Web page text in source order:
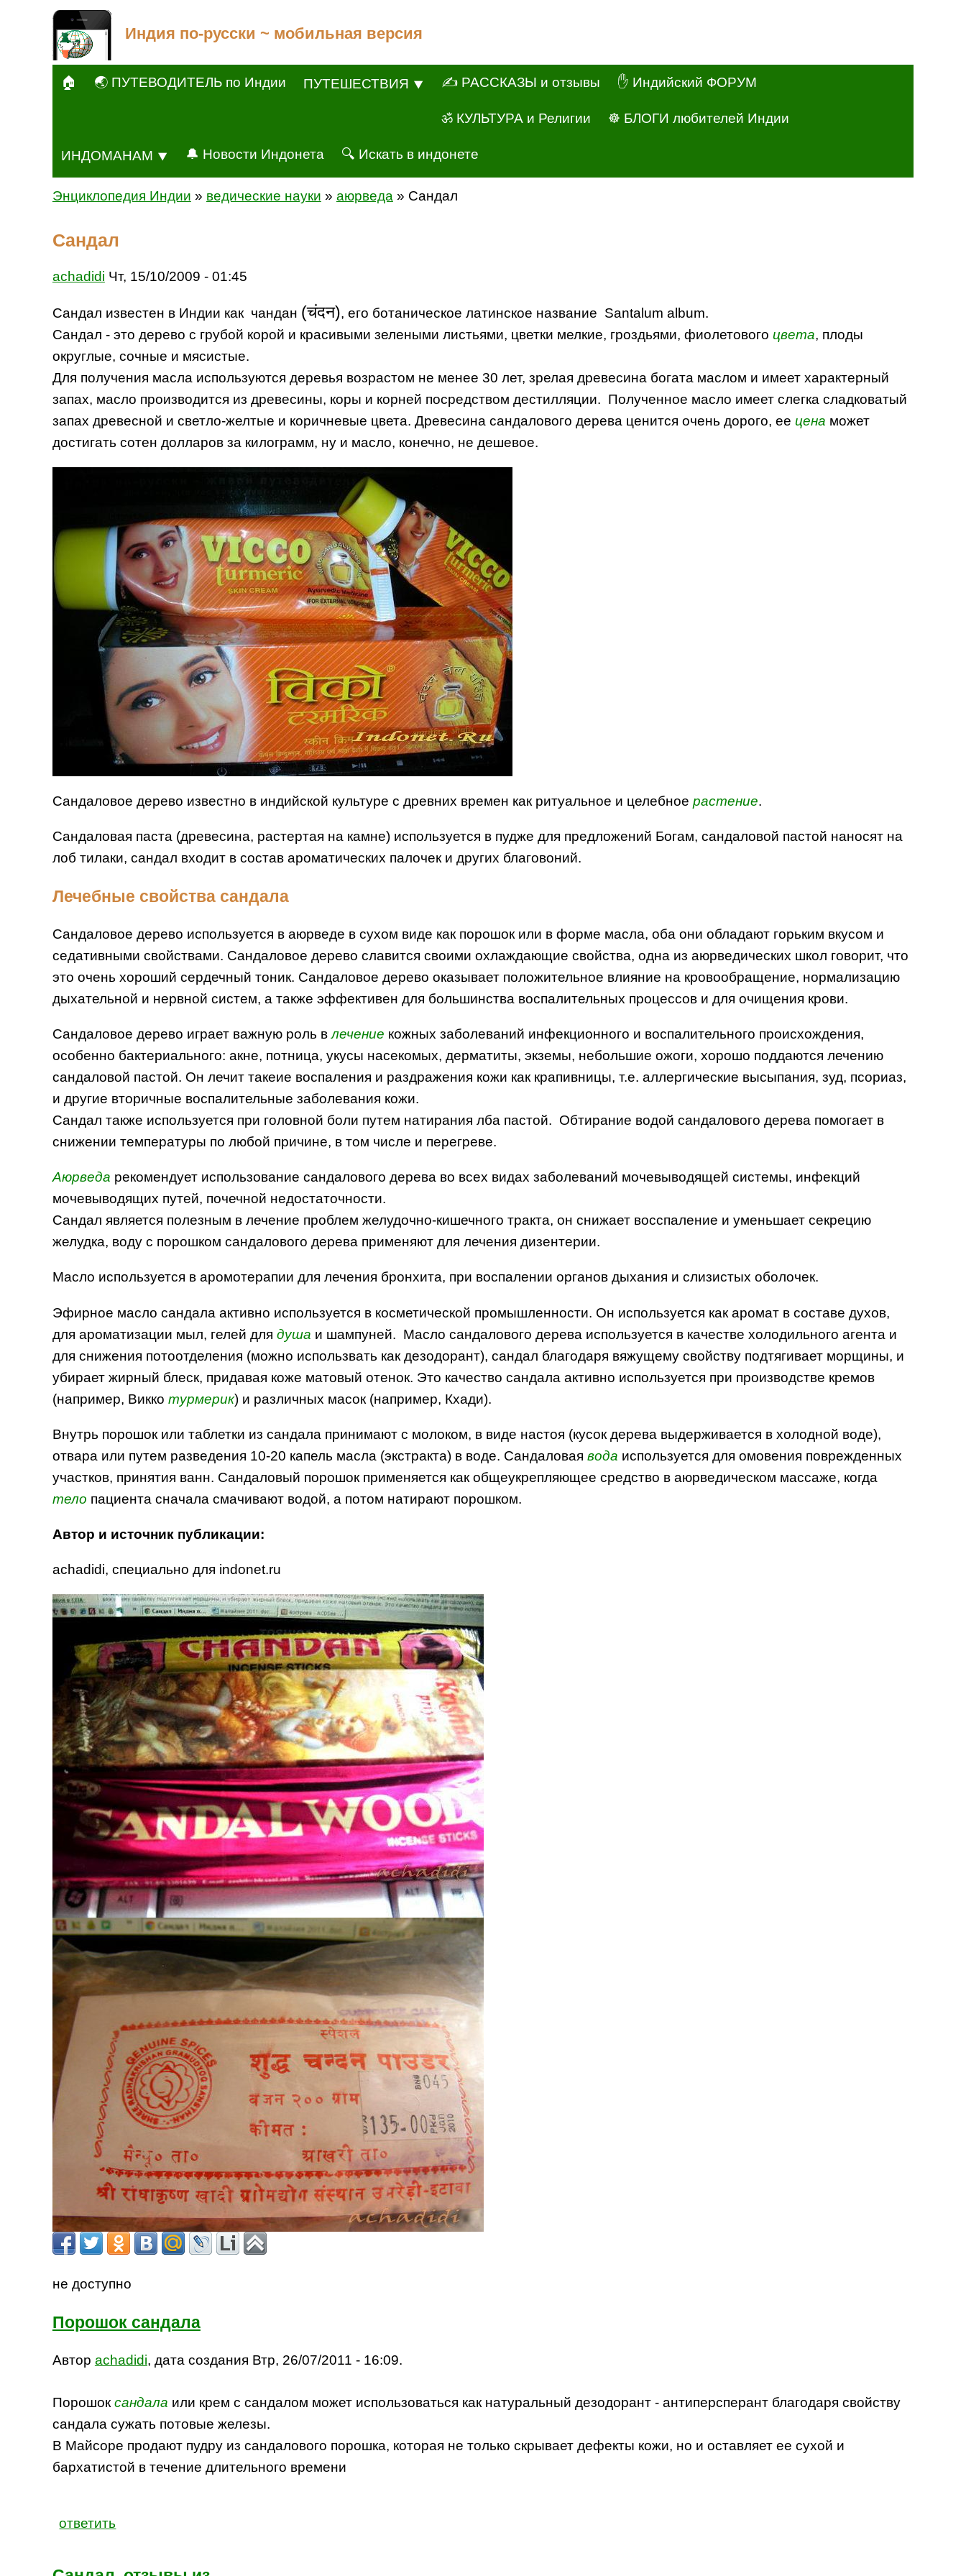
Индия по-русски ~ мобильная версия
🏠 🌏 ПУТЕВОДИТЕЛЬ по Индии ПУТЕШЕСТВИЯ ⯆ ✍ РАССКАЗЫ и отзывы ✋ Индийский ФОРУМ
ॐ КУЛЬТУРА и Религии ☸ БЛОГИ любителей Индии
ИНДОМАНАМ ⯆ 🔔 Новости Индонета 🔍 Искать в индонете
Энциклопедия Индии » ведические науки » аюрведа » Сандал
Сандал
achadidi Чт, 15/10/2009 - 01:45
Сандал известен в Индии как чандан (चंदन), его ботаническое латинское название Santalum album.
Сандал - это дерево с грубой корой и красивыми зелеными листьями, цветки мелкие, гроздьями, фиолетового цвета, плоды
округлые, сочные и мясистые.
Для получения масла используются деревья возрастом не менее 30 лет, зрелая древесина богата маслом и имеет характерный
запах, масло производится из древесины, коры и корней посредством дестилляции. Полученное масло имеет слегка сладковатый
запах древесной и светло-желтые и коричневые цвета. Древесина сандалового дерева ценится очень дорого, ее цена может
достигать сотен долларов за килограмм, ну и масло, конечно, не дешевое.
Сандаловое дерево известно в индийской культуре с древних времен как ритуальное и целебное растение.
Сандаловая паста (древесина, растертая на камне) используется в пудже для предложений Богам, сандаловой пастой наносят на
лоб тилаки, сандал входит в состав ароматических палочек и других благовоний.
Лечебные свойства сандала
Сандаловое дерево используется в аюрведе в сухом виде как порошок или в форме масла, оба они обладают горьким вкусом и
седативными свойствами. Сандаловое дерево славится своими охлаждающие свойства, одна из аюрведических школ говорит, что
это очень хороший сердечный тоник. Сандаловое дерево оказывает положительное влияние на кровообращение, нормализацию
дыхательной и нервной систем, а также эффективен для большинства воспалительных процессов и для очищения крови.
Сандаловое дерево играет важную роль влечение кожных заболеваний инфекционного и воспалительного происхождения,
особенно бактериального: акне, потница, укусы насекомых, дерматиты, экземы, небольшие ожоги, хорошо поддаются лечению
сандаловой пастой. Он лечит такеие воспаления и раздражения кожи как крапивницы, т.е. аллергические высыпания, зуд, псориаз,
и другие вторичные воспалительные заболевания кожи.
Сандал также используется при головной боли путем натирания лба пастой. Обтирание водой сандалового дерева помогает в
снижении температуры по любой причине, в том числе и перегреве.
Аюрведа рекомендует использование сандалового дерева во всех видах заболеваний мочевыводящей системы, инфекций
мочевыводящих путей, почечной недостаточности.
Сандал является полезным в лечение проблем желудочно-кишечного тракта, он снижает восспаление и уменьшает секрецию
желудка, воду с порошком сандалового дерева применяют для лечения дизентерии.
Масло используется в аромотерапии для лечения бронхита, при воспалении органов дыхания и слизистых оболочек.
Эфирное масло сандала активно используется в косметической промышленности. Он используется как аромат в составе духов,
для ароматизации мыл, гелей для душа и шампуней. Масло сандалового дерева используется в качестве холодильного агента и
для снижения потоотделения (можно использвать как дезодорант), сандал благодаря вяжущему свойству подтягивает морщины, и
убирает жирный блеск, придавая коже матовый отенок. Это качество сандала активно используется при производстве кремов
(например, Викко турмерик) и различных масок (например, Кхади).
Внутрь порошок или таблетки из сандала принимают с молоком, в виде настоя (кусок дерева выдерживается в холодной воде),
отвара или путем разведения 10-20 капель масла (экстракта) в воде. Сандаловая вода используется для омовения поврежденных
участков, принятия ванн. Сандаловый порошок применяется как общеукрепляющее средство в аюрведическом массаже, когда
тело пациента сначала смачивают водой, а потом натирают порошком.
Автор и источник публикации:
achadidi, специально для indonet.ru
не доступно
Порошок сандала
Автор achadidi, дата создания Втр, 26/07/2011 - 16:09.
Порошок сандала или крем с сандалом может использоваться как натуральный дезодорант - антиперсперант благодаря свойству
сандала сужать потовые железы.
В Майсоре продают пудру из сандалового порошка, которая не только скрывает дефекты кожи, но и оставляет ее сухой и
бархатистой в течение длительного времени
ответить